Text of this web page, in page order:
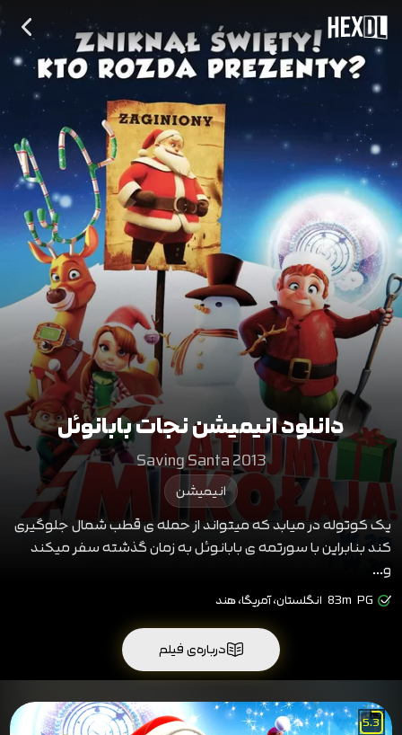
دانلود انیمیشن نجات بابانوئل
Saving Santa 2013
انیمیشن
یک کوتوله در میابد که میتواند از حمله ی قطب شمال جلوگیری
کند بنابراین با سورتمه ی بابانوئل به زمان گذشته سفر میکند
و...
PG
83m انگلستان، آمریگا، هند
درباره‌ی فیلم
5.3